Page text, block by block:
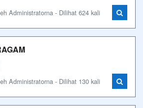
Administratorna - Dilihat 624 kali
Administratorna - Dilihat 130 kali